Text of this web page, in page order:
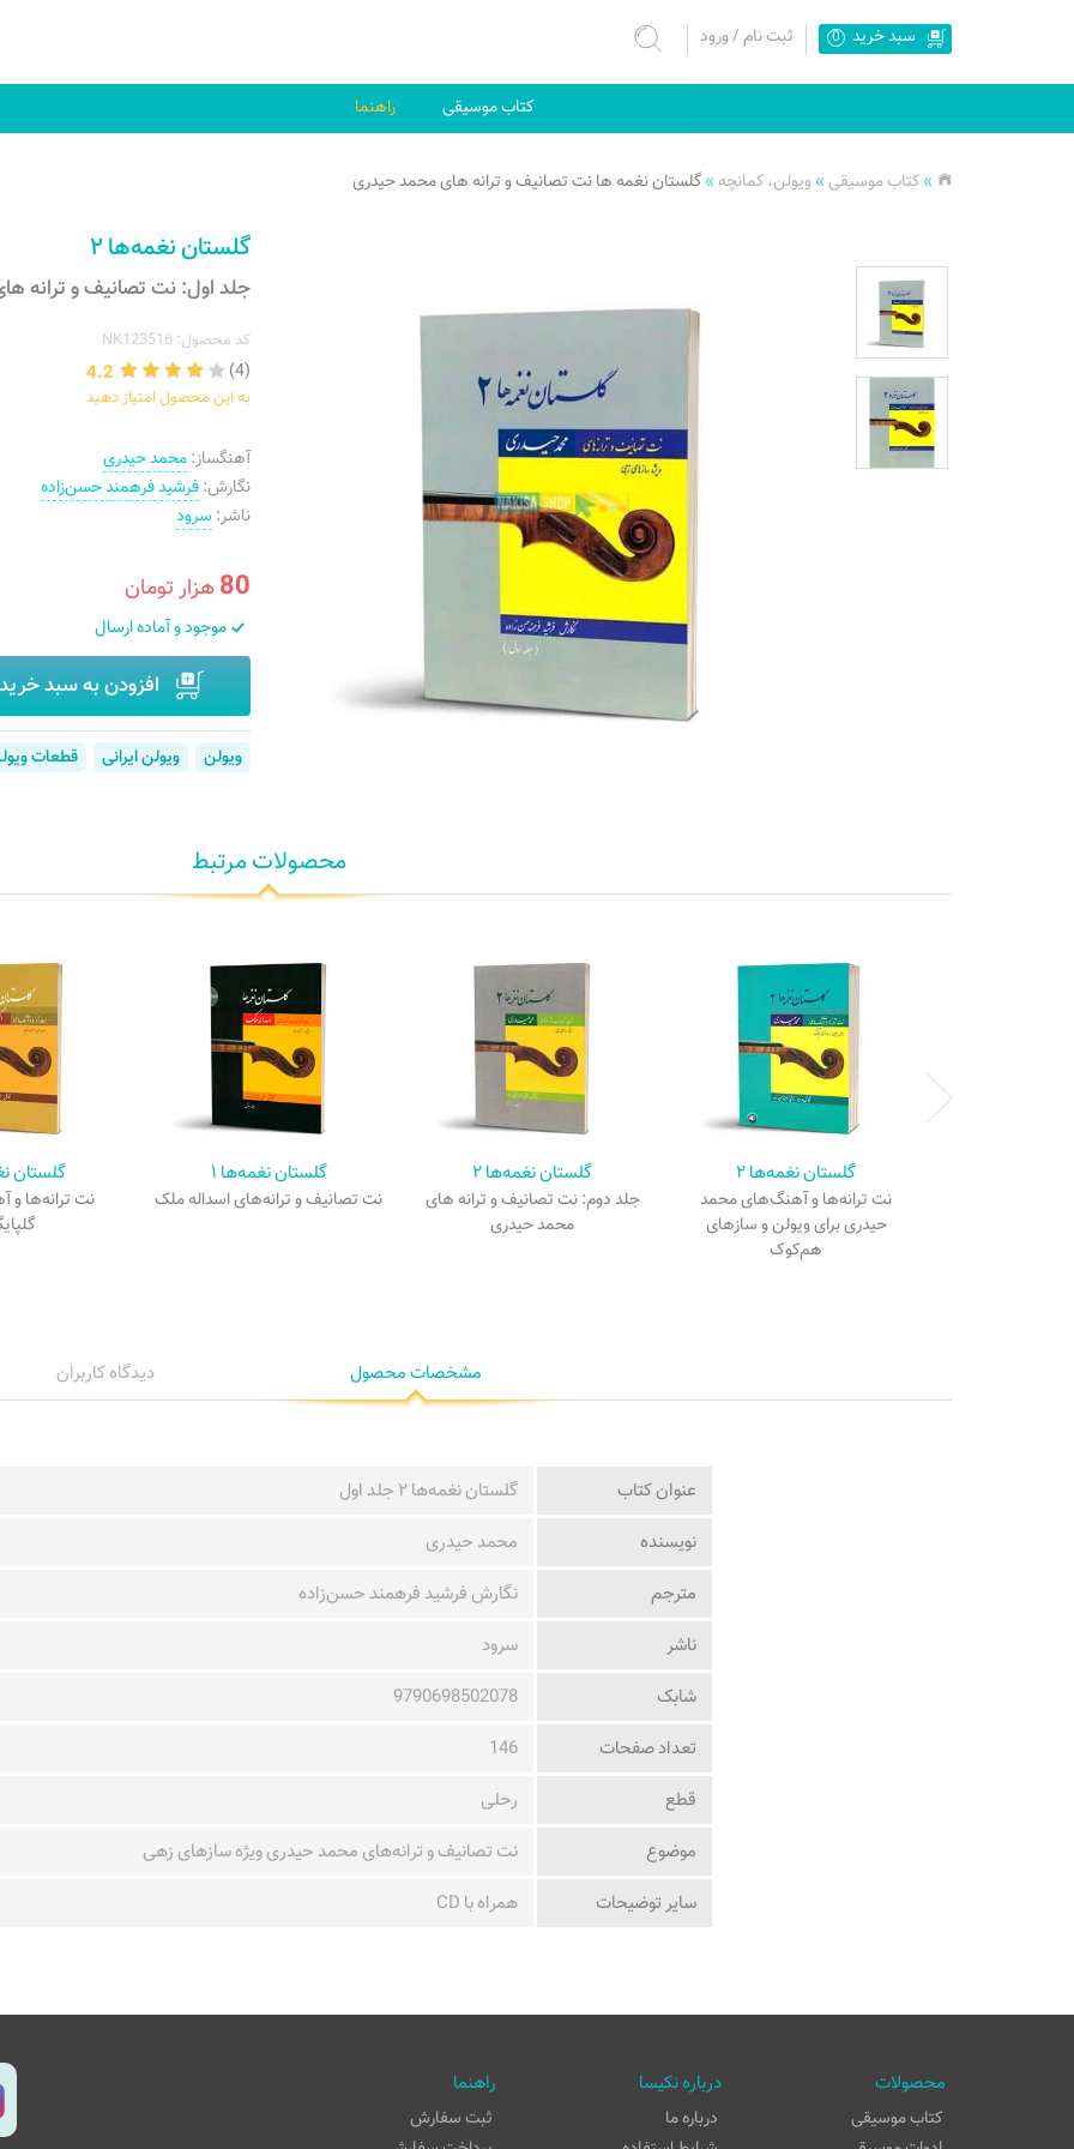
سبد خرید 0 ثبت نام/ورود
کتاب موسیقی راهنما
»کتاب موسیقی »ویولن، کمانچه »گلستان نغمه ها نت تصانیف و ترانه های محمد حیدری
گلستان نغمه‌ها ۲
جلد اول: نت تصانیف و ترانه
کد محصول: NK123516
(4)
4.2
به این محصول امتیاز دهید
آهنگساز:محمد حیدری
نگارش:فرشید فرهمند حسن‌زاده
ناشر: سرود
80هزار تومان
موجود و آماده ارسال
افزودن به سبد
ویولن ویولن ایرانی قطعات
محصولات مرتبط
گلستان نغمه‌ها ۲
نت ترانه‌ها و آهنگ‌های محمد
حیدری برای ویولن و سازهای
هم‌کوک
گلستان نغمه‌ها ۲
جلد دوم: نت تصانیف و ترانه های
محمد حیدری
گلستان نغمه‌ها ۱
نت تصانیف و ترانه‌های اسداله ملک
گلستان
نت ترانه‌ها و
مشخصات محصول دیدگاه کاربران
عنوان کتاب
گلستان نغمه‌ها ۲ جلد اول
نویسنده
محمد حیدری
مترجم
نگارش فرشید فرهمند حسن‌زاده
ناشر
سرود
شابک
9790698502078
تعداد صفحات
146
قطع
رحلی
موضوع
نت تصانیف و ترانه‌های محمد حیدری ویژه سازهای زهی
ساير توضيحات
همراه با CD
محصولات
کتاب موسیقی
درباره نکیسا
درباره ما
راهنما
ثبت سفارش